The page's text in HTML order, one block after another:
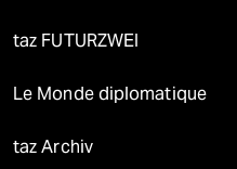
taz FUTURZWEI
Le Monde diplomatique
taz Archiv